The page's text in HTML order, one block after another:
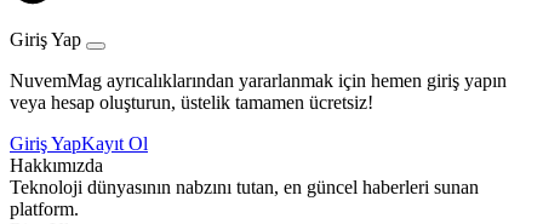
Giriş Yap
NuvemMag ayrıcalıklarından yararlanmak için hemen giriş yapın
veya hesap oluşturun, üstelik tamamen ücretsiz!
Giriş YapKayıt Ol
Hakkımızda
Teknoloji dünyasının nabzını tutan, en güncel haberleri sunan
platform.